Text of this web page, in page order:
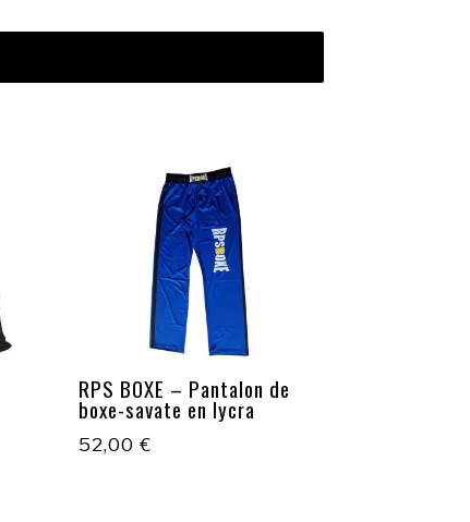
RPS BOXE – Pantalon de
boxe-savate en lycra
52,00€